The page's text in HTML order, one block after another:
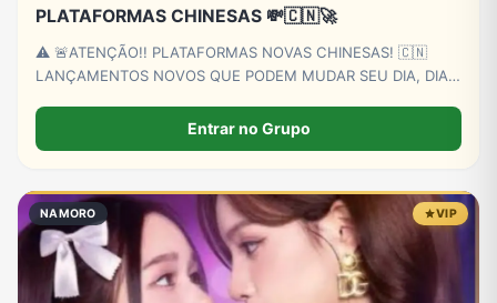
PLATAFORMAS CHINESAS 💸🇨🇳🚀
⚠️ 🚨ATENÇÃO!! PLATAFORMAS NOVAS CHINESAS! 🇨🇳
LANÇAMENTOS NOVOS QUE PODEM MUDAR SEU DIA, DIA!
PLATAFORMAS LANÇADAS NESTE PERFIL 💸💸
Entrar no Grupo
NAMORO VIP